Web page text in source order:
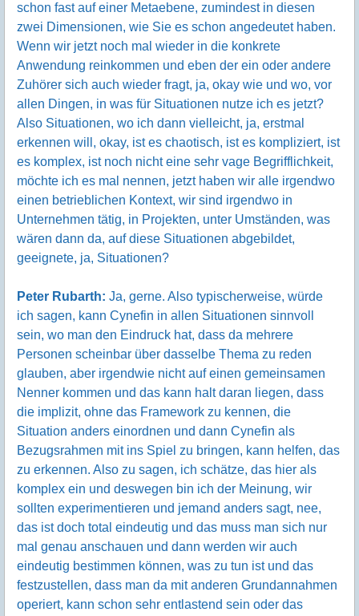
schon fast auf einer Metaebene, zumindest in diesen
zwei Dimensionen, wie Sie es schon angedeutet haben.
Wenn wir jetzt noch mal wieder in die konkrete
Anwendung reinkommen und eben der ein oder andere
Zuhörer sich auch wieder fragt, ja, okay wie und wo, vor
allen Dingen, in was für Situationen nutze ich es jetzt?
Also Situationen, wo ich dann vielleicht, ja, erstmal
erkennen will, okay, ist es chaotisch, ist es kompliziert, ist
es komplex, ist noch nicht eine sehr vage Begrifflichkeit,
möchte ich es mal nennen, jetzt haben wir alle irgendwo
einen betrieblichen Kontext, wir sind irgendwo in
Unternehmen tätig, in Projekten, unter Umständen, was
wären dann da, auf diese Situationen abgebildet,
geeignete, ja, Situationen?
Peter Rubarth: Ja, gerne. Also typischerweise, würde
ich sagen, kann Cynefin in allen Situationen sinnvoll
sein, wo man den Eindruck hat, dass da mehrere
Personen scheinbar über dasselbe Thema zu reden
glauben, aber irgendwie nicht auf einen gemeinsamen
Nenner kommen und das kann halt daran liegen, dass
die implizit, ohne das Framework zu kennen, die
Situation anders einordnen und dann Cynefin als
Bezugsrahmen mit ins Spiel zu bringen, kann helfen, das
zu erkennen. Also zu sagen, ich schätze, das hier als
komplex ein und deswegen bin ich der Meinung, wir
sollten experimentieren und jemand anders sagt, nee,
das ist doch total eindeutig und das muss man sich nur
mal genau anschauen und dann werden wir auch
eindeutig bestimmen können, was zu tun ist und das
festzustellen, dass man da mit anderen Grundannahmen
operiert, kann schon sehr entlastend sein oder das